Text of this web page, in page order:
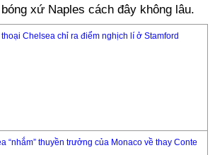
xứ Naples cách đây không lâu.
thoại Chelsea chỉ ra điểm nghịch lí ở Stamford
“nhắm” thuyền trưởng của Monaco về thay Conte